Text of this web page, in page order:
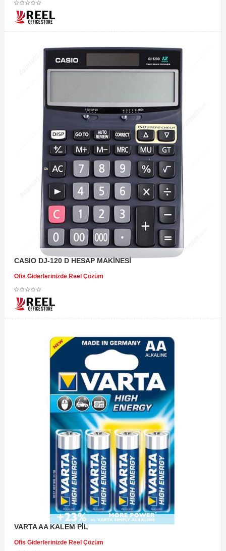
CASIO DJ-120 D HESAP MAKİNESİ
Ofis Giderlerinizde Reel Çözüm
VARTA AA KALEM PİL
Ofis Giderlerinizde Reel Çözüm